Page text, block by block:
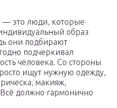
— это люди, которые
образ
они подбирают
подчеркивал
человека. Со стороны
ищут нужную одежду,
макияж,
должно гармонично